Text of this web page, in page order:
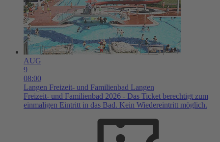
AUG
9
08:00
Langen Freizeit- und Familienbad Langen
Freizeit- und Familienbad 2026 - Das Ticket berechtigt zum
einmaligen Eintritt in das Bad. Kein Wiedereintritt möglich.